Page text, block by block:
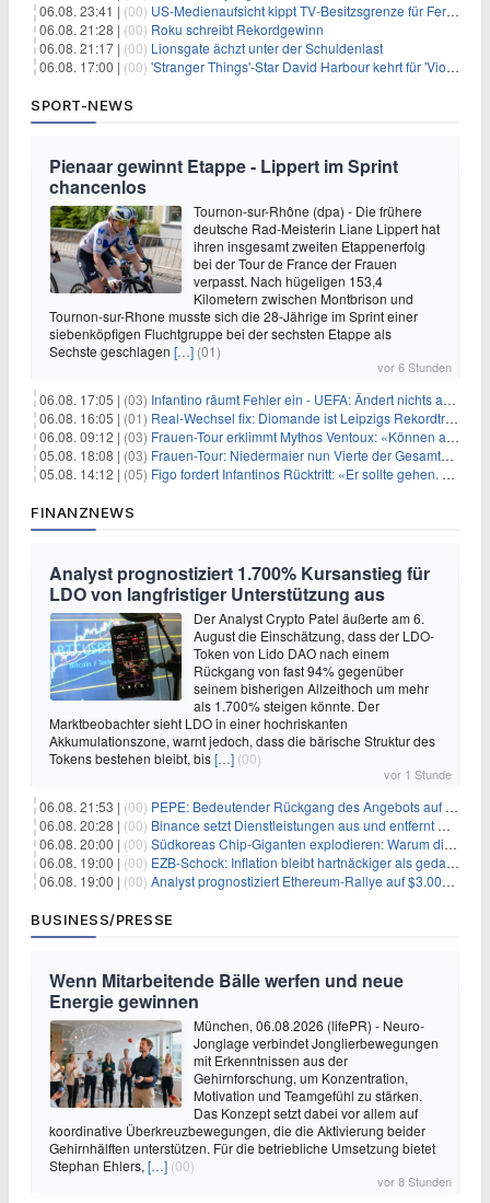
06.08. 23:41 | (00) US-Medienaufsicht kippt TV-Besitzsgrenze für Fernsehsender
06.08. 21:28 | (00) Roku schreibt Rekordgewinn
06.08. 21:17 | (00) Lionsgate ächzt unter der Schuldenlast
06.08. 17:00 | (00) 'Stranger Things'-Star David Harbour kehrt für 'Violent Night 2' zurück – Kristen Bell stößt zur Besetzung
SPORT-NEWS
Pienaar gewinnt Etappe - Lippert im Sprint
chancenlos
Tournon-sur-Rhône (dpa) - Die frühere
deutsche Rad-Meisterin Liane Lippert hat
ihren insgesamt zweiten Etappenerfolg
bei der Tour de France der Frauen
verpasst. Nach hügeligen 153,4
Kilometern zwischen Montbrison und
Tournon-sur-Rhone musste sich die 28-Jährige im Sprint einer
siebenköpfigen Fluchtgruppe bei der sechsten Etappe als
Sechste geschlagen […] (01)
vor 6 Stunden
06.08. 17:05 | (03) Infantino räumt Fehler ein - UEFA: Ändert nichts an Boykott
06.08. 16:05 | (01) Real-Wechsel fix: Diomande ist Leipzigs Rekordtransfer
06.08. 09:12 | (03) Frauen-Tour erklimmt Mythos Ventoux: «Können alles schaffen»
05.08. 18:08 | (03) Frauen-Tour: Niedermaier nun Vierte der Gesamtwertung
05.08. 14:12 | (05) Figo fordert Infantinos Rücktritt: «Er sollte gehen. Jetzt»
FINANZNEWS
Analyst prognostiziert 1.700% Kursanstieg für
LDO von langfristiger Unterstützung aus
Der Analyst Crypto Patel äußerte am 6.
August die Einschätzung, dass der LDO-
Token von Lido DAO nach einem
Rückgang von fast 94% gegenüber
seinem bisherigen Allzeithoch um mehr
als 1.700% steigen könnte. Der
Marktbeobachter sieht LDO in einer hochriskanten
Akkumulationszone, warnt jedoch, dass die bärische Struktur des
Tokens bestehen bleibt, bis[…] (00)
vor 1 Stunde
06.08. 21:53 | (00) PEPE: Bedeutender Rückgang des Angebots auf Börsen – Was kommt als Nächstes?
06.08. 20:28 | (00) Binance setzt Dienstleistungen aus und entfernt mehrere Krypto-Paare: Wer ist betroffen?
06.08. 20:00 | (00) Südkoreas Chip-Giganten explodieren: Warum dieser Rekord-Tag die KI-Branche erschüttert
06.08. 19:00 | (00) EZB-Schock: Inflation bleibt hartnäckiger als gedacht – 2027 wird zum kritischen Test
06.08. 19:00 | (00) Analyst prognostiziert Ethereum-Rallye auf $3.000 nach entscheidendem On-Chain-Ausbruch
BUSINESS/PRESSE
Wenn Mitarbeitende Bälle werfen und neue
Energie gewinnen
München, 06.08.2026 (lifePR) - Neuro-
Jonglage verbindet Jonglierbewegungen
mit Erkenntnissen aus der
Gehirnforschung, um Konzentration,
Motivation und Teamgefühl zu stärken.
Das Konzept setzt dabei vor allem auf
koordinative Überkreuzbewegungen, die die Aktivierung beider
Gehirnhälften unterstützen. Für die betriebliche Umsetzung bietet
Stephan Ehlers, […] (00)
vor 8 Stunden